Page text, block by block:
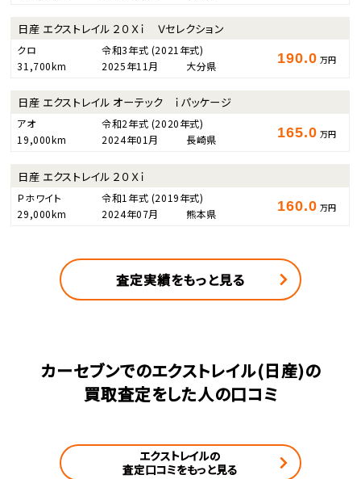
日産 エクストレイル ２０Ｘｉ Ｖセレクション
クロ 令和3年式 (2021年式)
31,700km
2025年11月 大分県 190.0 万円
日産 エクストレイル オーテック ｉパッケージ
アオ 令和2年式 (2020年式)
19,000km
2024年01月 長崎県 165.0 万円
日産 エクストレイル ２０Ｘｉ
Ｐホワイト 令和1年式 (2019年式)
29,000km
2024年07月 熊本県 160.0 万円
査定実績をもっと見る
カーセブンでのエクストレイル(日産)の
買取査定をした人の口コミ
エクストレイルの
査定口コミをもっと見る